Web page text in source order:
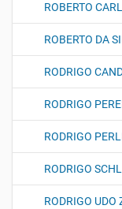
ROBERTO
ROBERTO DA
RODRIGO
RODRIGO
RODRIGO
RODRIGO
RODRIGO UDO